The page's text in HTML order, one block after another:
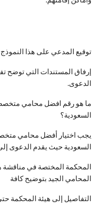
توقيع المدعي على هذا
إرفاق المستندات التي توضح
الدعوى.
ما هو رقم افضل محامي
السعودية؟
يجب اختيار أفضل محامي
السعودية حيث يقدم الدعوى
المحكمة المختصة في مناقشة
المحامي الجيد بتوضيح كافة
التفاصيل إلى هيئة المحكمة